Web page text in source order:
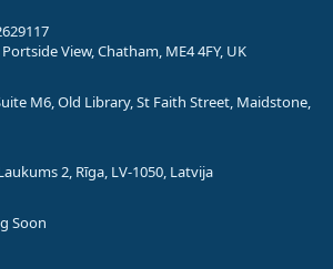
View, Chatham, ME4 4FY, UK
M6, Old Library, St Faith Street, Maidstone,
2, Rīga, LV-1050, Latvija
Soon